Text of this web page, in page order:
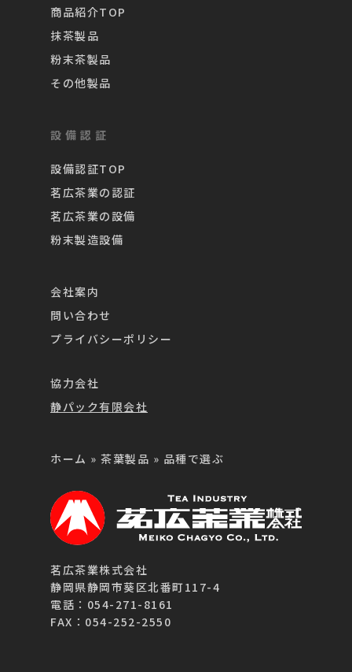
商品紹介TOP
抹茶製品
粉末茶製品
その他製品
設備認証
設備認証TOP
茗広茶業の認証
茗広茶業の設備
粉末製造設備
会社案内
問い合わせ
プライバシーポリシー
協力会社
静パック有限会社
ホーム » 茶葉製品 » 品種で選ぶ
茗広茶業株式会社
静岡県静岡市葵区北番町117-4
電話：054-271-8161
FAX：054-252-2550